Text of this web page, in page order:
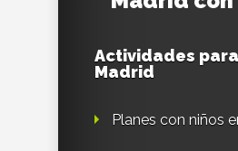
Actividades
Madrid
Planes con niños